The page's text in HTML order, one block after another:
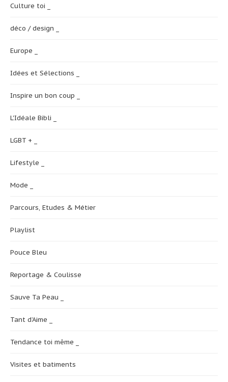
Culture toi _
déco / design _
Europe _
Idées et Sélections _
Inspire un bon coup _
L'Idéale Bibli _
LGBT + _
Lifestyle _
Mode _
Parcours, Etudes & Métier
Playlist
Pouce Bleu
Reportage & Coulisse
Sauve Ta Peau _
Tant d’Aime _
Tendance toi même _
Visites et batiments